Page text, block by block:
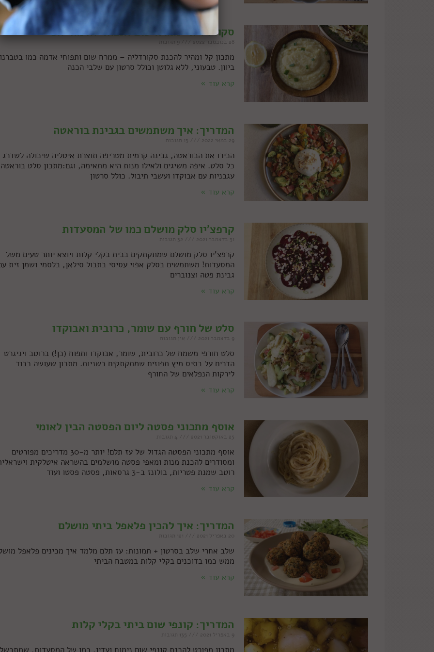
סקורדליה • ממרח שום ותפוחי אדמה יווני
28 בנובמבר 2022
מתכון קל ומהיר להכנת סקורדליה – ממרח שום ותפוחי אדמה כמו
ביוון. טבעוני, ללא גלוטן וכולל סרטון עם שלבי הכנה
קרא עוד »
המדריך: איך משתמשים בגבינת בוראטה
29 במאי 2022
הכירו את הבוראטה, גבינה קרמית מטריפה תוצרת איטליה שיכולה לשדרג
כל סלט. איפה משיגים ולאילו מנות היא מתאימה, וגם:מתכון סלט בוראטה
עגבניות עם אבוקדו ועשבי תיבול. כולל סרטון
קרא עוד »
קרפצ'יו סלק מושלם כמו של המסעדות
31 בדצמבר 2021
קרפצ'יו סלק מושלם שמתקתקים בבית בקלי קלות ויוצא יותר טעים משל
המסעדות! משתמשים בסלק אפוי עסיסי בתבול סילאן, בלסמי ושמן זית
גבינת פטה וצנוברים
קרא עוד »
סלט של חורף עם שומר, כרובית ואבוקדו
9 בדצמבר 2021 אין תגובות
סלט חורפי משמח של כרובית, שומר, אבוקדו ותפוח (כן!) ברוטב ויניגרט
הדרים על בסיס מיץ תפוזים שמתקתקים בשניות. מתכון שעושה כבוד
לירקות הנפלאים של החורף
קרא עוד »
אוסף מתכוני פסטה ליום הפסטה הבין לאומי
25 באוקטובר 2021
אוסף מתכוני הפסטה הגדול של עז תלם! יותר מ-30 מדריכים מפורטים
ומסודרים להכנת מנות ומאפי פסטה מושלמים בהשראה איטלקית
רוטב שמנת פטריות, בולונז ב-3 גרסאות, פסטה פסטו ועוד
קרא עוד »
המדריך: איך להכין פלאפל ביתי מושלם
20 באפריל 2021
שלב אחרי שלב בסרטון + תמונות: עז תלם מלמד איך מכינים פלאפל
ממש כמו בדוכנים בקלי קלות במטבח הביתי
קרא עוד »
המדריך: קונפי שום ביתי בקלי קלות
9 באפריל 2021
מתכון מפורט להכנת קונפי שום נימוח ועדין, כמו של המסעדות, שמתבשל